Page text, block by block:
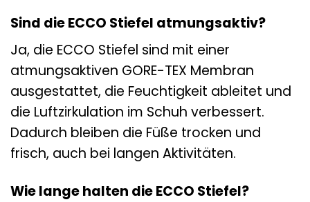
Sind die ECCO Stiefel atmungsaktiv?
Ja, die ECCO Stiefel sind mit einer
atmungsaktiven GORE-TEX Membran
ausgestattet, die Feuchtigkeit ableitet und
die Luftzirkulation im Schuh verbessert.
Dadurch bleiben die Füße trocken und
frisch, auch bei langen Aktivitäten.
Wie lange halten die ECCO Stiefel?